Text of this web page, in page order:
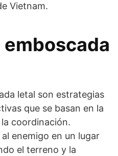
Vietnam.
letal son estrategias
que se basan en la
coordinación.
enemigo en un lugar
el terreno y la